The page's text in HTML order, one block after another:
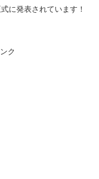
に発表されています！
ク